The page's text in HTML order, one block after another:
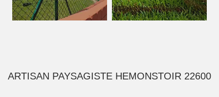
ARTISAN PAYSAGISTE HEMONSTOIR 22600